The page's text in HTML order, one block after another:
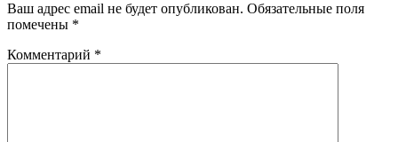
Ваш адрес email не будет опубликован. Обязательные поля
помечены *
Комментарий *